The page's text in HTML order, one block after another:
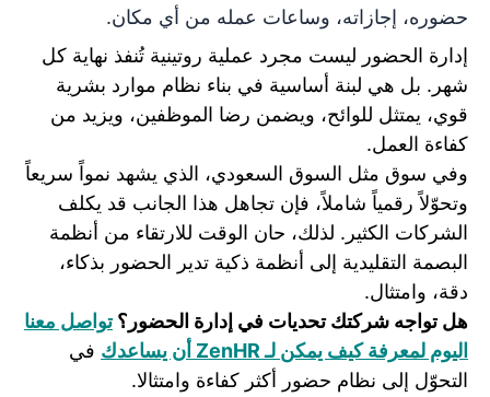
حضوره، إجازاته، وساعات عمله من أي مكان.
إدارة الحضور ليست مجرد عملية روتينية تُنفذ نهاية كل
شهر. بل هي لبنة أساسية في بناء نظام موارد بشرية
قوي، يمتثل للوائح، ويضمن رضا الموظفين، ويزيد من
كفاءة العمل.
وفي سوق مثل السوق السعودي، الذي يشهد نمواً سريعاً
وتحوّلاً رقمياً شاملاً، فإن تجاهل هذا الجانب قد يكلف
الشركات الكثير. لذلك، حان الوقت للارتقاء من أنظمة
البصمة التقليدية إلى أنظمة ذكية تدير الحضور بذكاء،
دقة، وامتثال.
هل تواجه شركتك تحديات في إدارة الحضور؟ تواصل معنا
اليوم لمعرفة كيف يمكن لـ ZenHR أن يساعدك
في
التحوّل إلى نظام حضور أكثر كفاءة وامتثالا.